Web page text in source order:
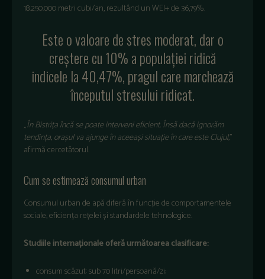
18.250.000metricubi/an,rezultând un WEI+ de 36,79%.
Este ovaloaredestresmoderat,daro
creșterecu 10% apopulațieiridică
indicele la 40,47%,pragulcaremarchează
începutulstresuluiridicat.
„ÎnBistrițaîncăsepoateintervenieficient.Însădacăignorăm
tendința,orașul vaajungeînaceeașisituațieîn care esteClujul,”
afirmăcercetătorul.
Cum se estimează consumul urban
Consumul urban de apă diferăînfuncțiedecomportamentele
sociale,eficiența rețeleișistandardeletehnologice.
Studiileinternaționaleoferăurmătoareaclasificare:
consumscăzut: sub 70litri/persoană/zi;